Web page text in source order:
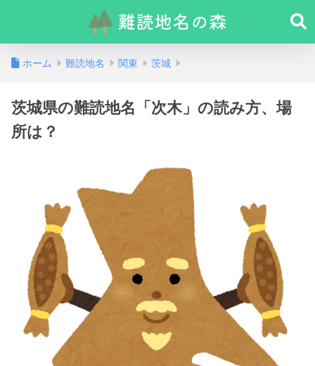
ホーム 難読地名 関東 茨城
茨城県の難読地名「次木」の読み方、場
所は？